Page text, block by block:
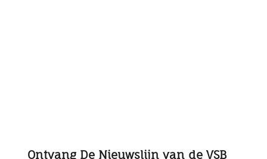
Ontvang De Nieuwslijn van de VSB